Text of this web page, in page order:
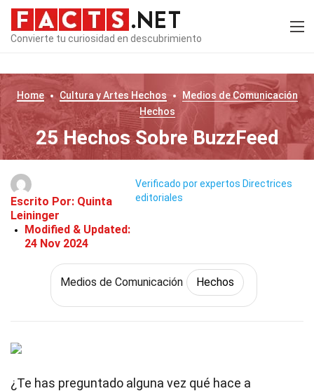
Convierte tu curiosidad en descubrimiento
Home Cultura y Artes Hechos
Medios de Comunicación
Hechos
25 Hechos Sobre BuzzFeed
Escrito Por: Quinta
Leininger
Modified & Updated:
24 Nov 2024
Verificado por expertos Directrices
editoriales
Medios de Comunicación Hechos
¿Te has preguntado alguna vez qué hace a